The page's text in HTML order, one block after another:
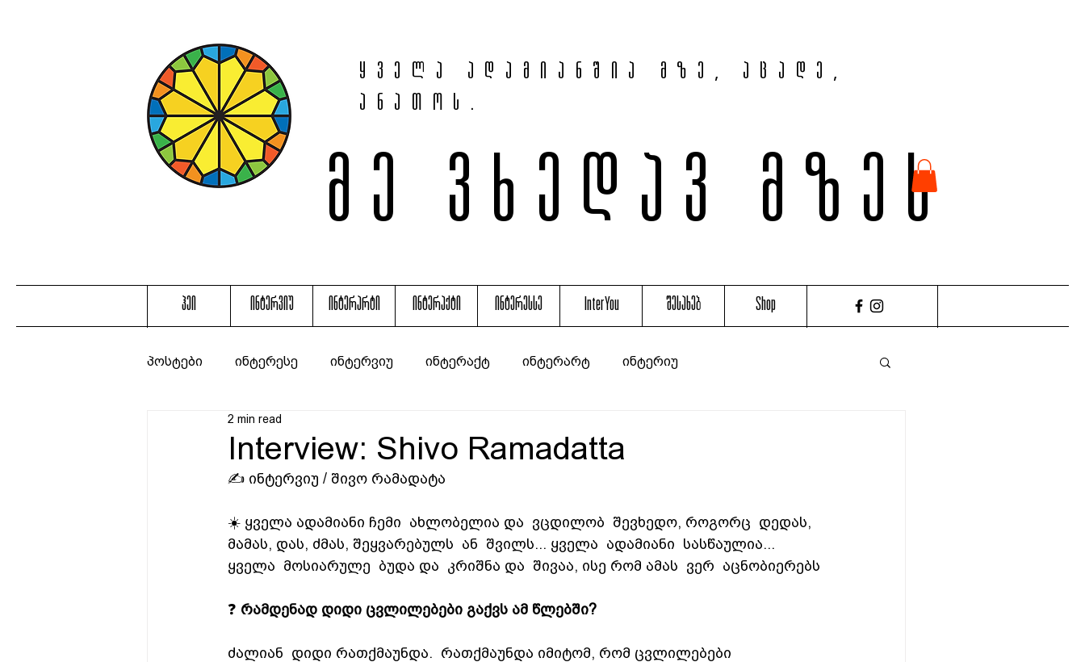
ყველა ადამიანშია მზე, აცადე,
ანათოს.
მე ვხედავ მზეს
ჰეი ინტერვიუ ინტერარტი ინტერაქტი ინტერესსე InterYou შესახებ Shop
პოსტები ინტერესე ინტერვიუ ინტერაქტ ინტერარტ ინტერიუ
Interview: Shivo Ramadatta
2 min read
✍️ ინტერვიუ / შივო რამადატა
☀️ ყველა ადამიანი ჩემი  ახლობელია და  ვცდილობ  შევხედო, როგორც  დედას,
მამას, დას, ძმას, შეყვარებულს  ან  შვილს... ყველა  ადამიანი  სასწაულია...
ყველა  მოსიარულე  ბუდა და  კრიშნა და  შივაა, ისე რომ ამას  ვერ  აცნობიერებს
❓ რამდენად დიდი ცვლილებები გაქვს ამ წლებში?
ძალიან  დიდი რათქმაუნდა.  რათქმაუნდა იმიტომ, რომ ცვლილებები